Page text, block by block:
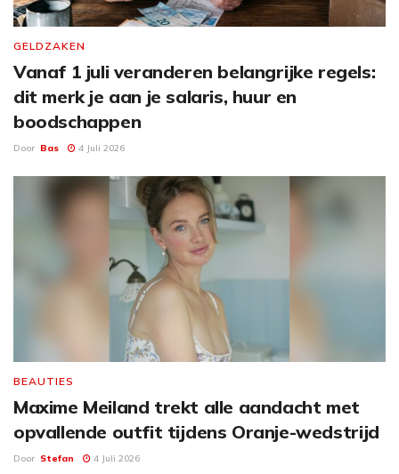
GELDZAKEN
Vanaf 1 juli veranderen belangrijke regels:
dit merk je aan je salaris, huur en
boodschappen
Door Bas 4 Juli 2026
BEAUTIES
Maxime Meiland trekt alle aandacht met
opvallende outfit tijdens Oranje-wedstrijd
Door Stefan 4 Juli 2026